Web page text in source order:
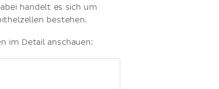
handelt es sich um
bestehen.
im Detail anschauen: